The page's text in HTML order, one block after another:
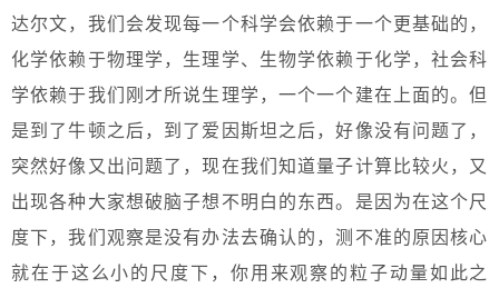
达尔文，我们会发现每一个科学会依赖于一个更基础的，
化学依赖于物理学，生理学、生物学依赖于化学，社会科
学依赖于我们刚才所说生理学，一个一个建在上面的。但
是到了牛顿之后，到了爱因斯坦之后，好像没有问题了，
突然好像又出问题了，现在我们知道量子计算比较火，又
出现各种大家想破脑子想不明白的东西。是因为在这个尺
度下，我们观察是没有办法去确认的，测不准的原因核心
就在于这么小的尺度下，你用来观察的粒子动量如此之